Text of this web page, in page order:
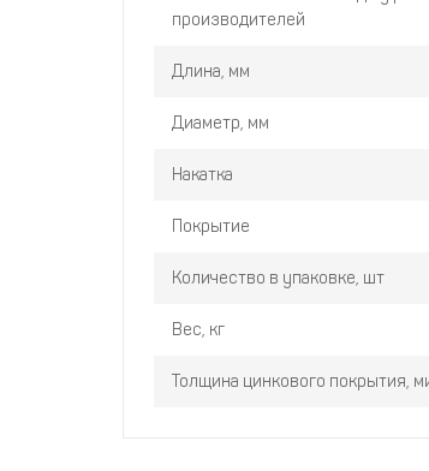
производителей
Длина, мм
Диаметр, мм
Накатка
Покрытие
Количество в упаковке, шт
Вес, кг
Толщина цинкового покрытия,